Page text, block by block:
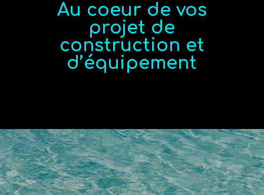
Au coeur de vos
projet de
construction et
d’équipement